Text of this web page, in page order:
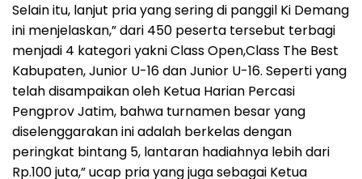
Selain itu, lanjut pria yang sering di panggil Ki Demang
ini menjelaskan,” dari 450 peserta tersebut terbagi
menjadi 4 kategori yakni Class Open,Class The Best
Kabupaten, Junior U-16 dan Junior U-16. Seperti yang
telah disampaikan oleh Ketua Harian Percasi
Pengprov Jatim, bahwa turnamen besar yang
diselenggarakan ini adalah berkelas dengan
peringkat bintang 5, lantaran hadiahnya lebih dari
Rp.100 juta,” ucap pria yang juga sebagai Ketua